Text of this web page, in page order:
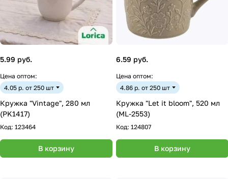
5.99 руб.
Цена оптом:
4.05 р. от 250 шт
Кружка "Vintage", 280 мл
(PK1417)
Код: 123464
В корзину
6.59 руб.
Цена оптом:
4.86 р. от 250 шт
Кружка "Let it bloom", 520 мл
(ML-2553)
Код: 124807
В корзину